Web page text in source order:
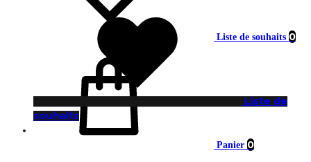
Liste de souhaits 0
Panier 0
Liste de
souhaits